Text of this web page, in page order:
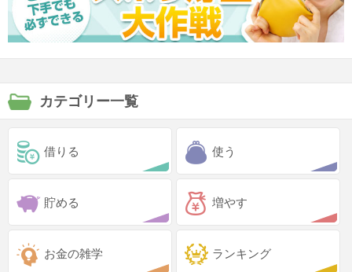
カテゴリー一覧
借りる 使う
貯める 増やす
お金の雑学 ランキング